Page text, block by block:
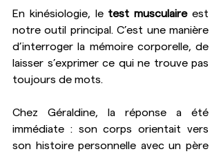
En kinésiologie, le test musculaire est
notre outil principal. C’est une manière
d’interroger la mémoire corporelle, de
laisser s’exprimer ce qui ne trouve pas
toujours de mots.
Chez Géraldine, la réponse a été
immédiate : son corps orientait vers
son histoire personnelle avec un père